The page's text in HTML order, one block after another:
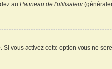
auPanneau de l’utilisateur
. Si vous activez cette option vous ne